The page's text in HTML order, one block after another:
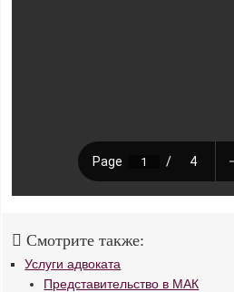
Смотрите также:
Услуги адвоката
Представительство в МАК